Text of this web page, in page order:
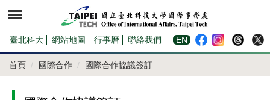
到
主
內
容
臺北科大 網站地圖 行事曆 聯絡我們 EN
首頁 國際合作 國際合作協議簽訂